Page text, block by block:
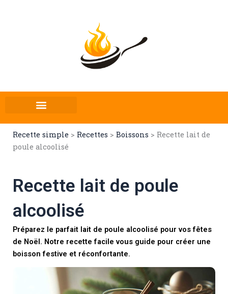
Recette simple > Recettes > Boissons > Recette lait de
poule alcoolisé
Recette lait de poule
alcoolisé
Préparez le parfait lait de poule alcoolisé pour vos fêtes
de Noël. Notre recette facile vous guide pour créer une
boisson festive et réconfortante.